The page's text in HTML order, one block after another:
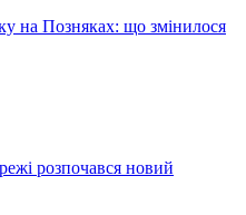
на Позняках: що змінилося
розпочався новий